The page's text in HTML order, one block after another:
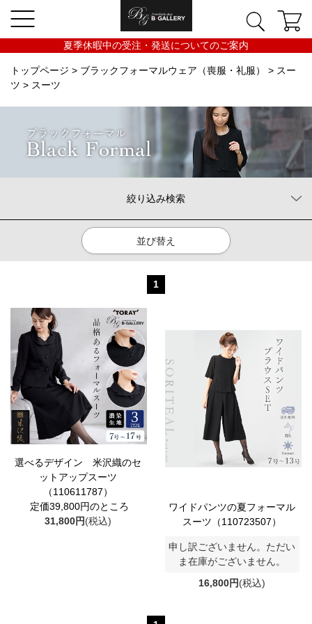
夏季休暇中の受注・発送についてのご案内
トップページ > ブラックフォーマルウェア（喪服・礼服） > スー
ツ > スーツ
絞り込み検索
並び替え
1
選べるデザイン 米沢織のセ
ットアップスーツ
（110611787）
定価39,800円のところ
31,800円(税込)
ワイドパンツの夏フォーマル
スーツ（110723507）
申し訳ございません。ただい
ま在庫がございません。
16,800円(税込)